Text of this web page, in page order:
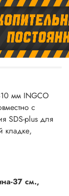
мм INGCO
с
SDS-plus для
кладке,
37 см.,